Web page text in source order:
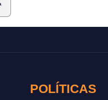
POLÍTICAS